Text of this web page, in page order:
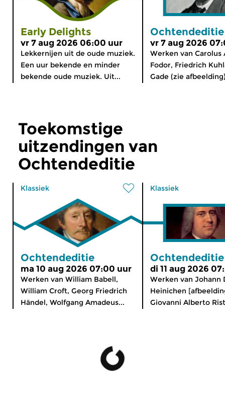
Early Delights
vr 7 aug 2026 06:00 uur
Lekkernijen uit de oude muziek.
Een uur bekende en minder
bekende oude muziek. Uit...
Ochtendeditie
vr 7 aug 2026
Werken van Carolus
Fodor, Friedrich
Gade (zie
Toekomstige
uitzendingen van
Ochtendeditie
Klassiek
Ochtendeditie
ma 10 aug 2026 07:00 uur
Werken van William Babell,
William Croft, Georg Friedrich
Händel, Wolfgang Amadeus...
Klassiek
Ochtendeditie
di 11 aug 2026
Werken van Johann
Heinichen
Giovanni Alberto